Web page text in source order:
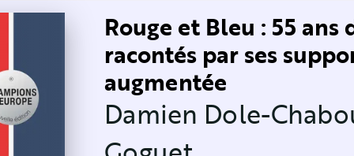
Rouge et Bleu : 55 ans
racontés par ses
augmentée
Damien Dole-